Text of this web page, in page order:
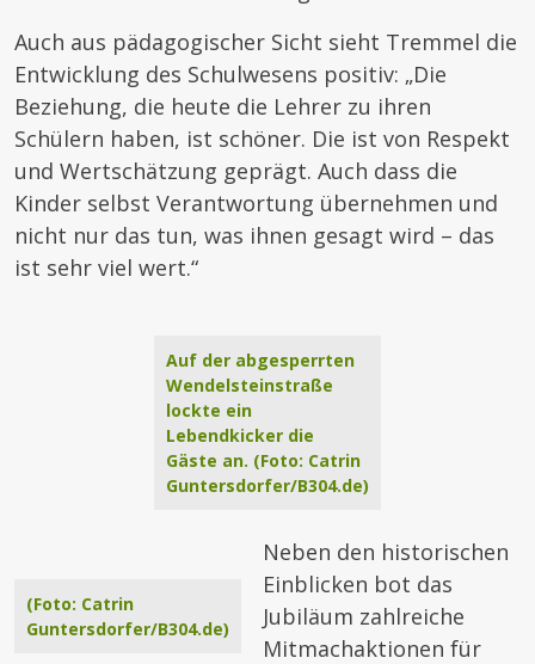
Auch aus pädagogischer Sicht sieht Tremmel die
Entwicklung des Schulwesens positiv: „Die
Beziehung, die heute die Lehrer zu ihren
Schülern haben, ist schöner. Die ist von Respekt
und Wertschätzung geprägt. Auch dass die
Kinder selbst Verantwortung übernehmen und
nicht nur das tun, was ihnen gesagt wird – das
ist sehr viel wert.“
Auf der abgesperrten
Wendelsteinstraße
lockte ein
Lebendkicker die
Gäste an. (Foto: Catrin
Guntersdorfer/B304.de)
(Foto: Catrin
Guntersdorfer/B304.de)
Neben den historischen
Einblicken bot das
Jubiläum zahlreiche
Mitmachaktionen für